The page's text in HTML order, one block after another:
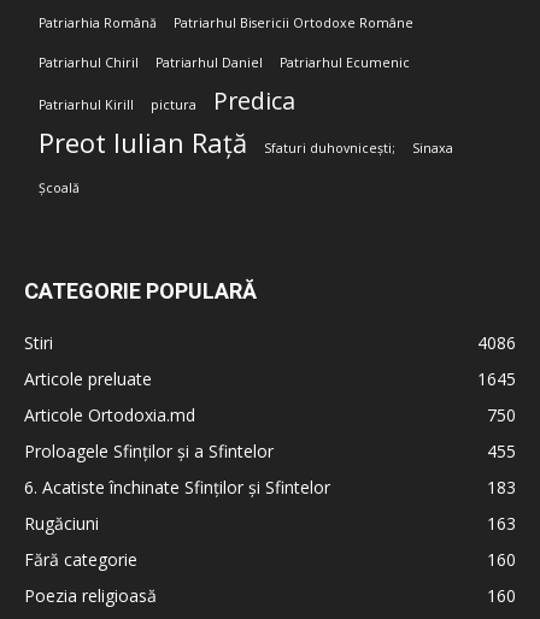
Patriarhia Română Patriarhul Bisericii Ortodoxe Române
Patriarhul Chiril Patriarhul Daniel Patriarhul Ecumenic
Patriarhul Kirill pictura Predica
Preot Iulian Rață Sfaturi duhovnicești; Sinaxa
Școală
CATEGORIE POPULARĂ
Stiri
4086
Articole preluate
1645
Articole Ortodoxia.md
750
Proloagele Sfinților și a Sfintelor
455
6. Acatiste închinate Sfinților și Sfintelor
183
Rugăciuni
163
Fără categorie
160
Poezia religioasă
160